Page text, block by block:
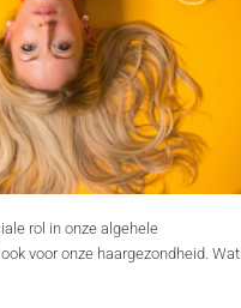
rol in onze algehele
voor onze haargezondheid. Wat